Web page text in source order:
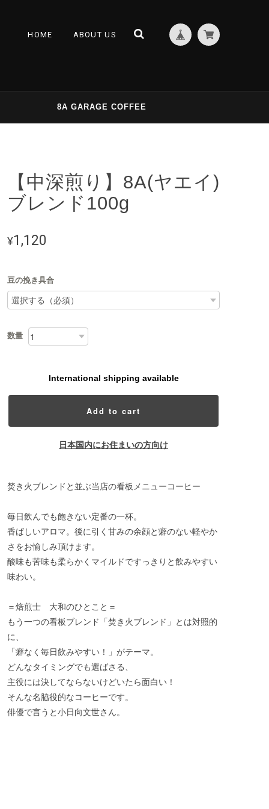
HOME ABOUT US
8A GARAGE COFFEE
【中深煎り】8A(ヤエイ)
ブレンド100g
¥1,120
豆の挽き具合
数量
International shipping available
Add to cart
日本国内にお住まいの方向け
焚き火ブレンドと並ぶ当店の看板メニューコーヒー
毎日飲んでも飽きない定番の一杯。
香ばしいアロマ。後に引く甘みの余顔と癖のない軽やか
さをお愉しみ頂けます。
酸味も苦味も柔らかくマイルドですっきりと飲みやすい
味わい。
＝焙煎士 大和のひとこと＝
もう一つの看板ブレンド「焚き火ブレンド」とは対照的
に、
「癖なく毎日飲みやすい！」がテーマ。
どんなタイミングでも選ばさる、
主役には決してならないけどいたら面白い！
そんな名脇役的なコーヒーです。
俳優で言うと小日向文世さん。